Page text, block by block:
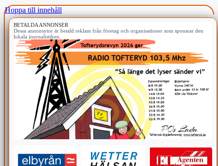
Hoppa till innehåll
BETALDA ANNONSER
Dessa annonsytor är betald reklam från företag och organisationer som sponsrar den
lokala journalistiken.